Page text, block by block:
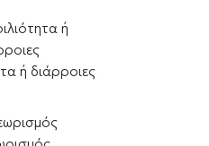
ή διάρροιες